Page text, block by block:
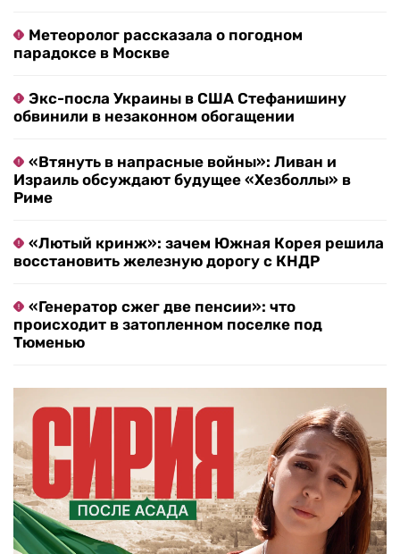
Метеоролог рассказала о погодном
парадоксе в Москве
Экс-посла Украины в США Стефанишину
обвинили в незаконном обогащении
«Втянуть в напрасные войны»: Ливан и
Израиль обсуждают будущее «Хезболлы» в
Риме
«Лютый кринж»: зачем Южная Корея решила
восстановить железную дорогу с КНДР
«Генератор сжег две пенсии»: что
происходит в затопленном поселке под
Тюменью